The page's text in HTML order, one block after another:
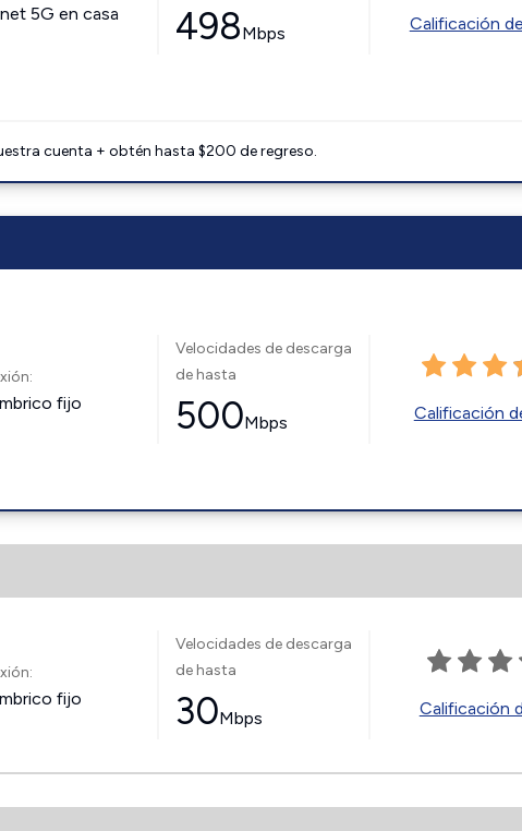
5G en casa 498Mbps Calificación
cuenta + obtén hasta $200 de regreso.
fijo
Velocidades de descarga
de hasta
500Mbps Calificación
fijo
Velocidades de descarga
de hasta
30Mbps Calificación